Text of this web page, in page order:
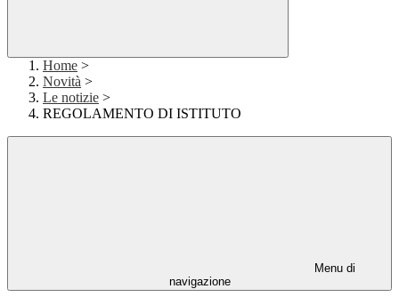
Home >
Novità >
Le notizie >
REGOLAMENTO DI ISTITUTO
Menu di
navigazione